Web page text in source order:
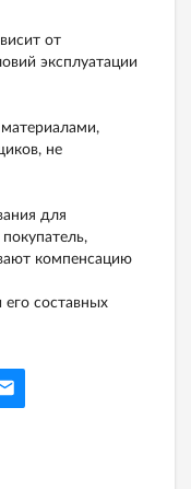
от
эксплуатации
не
для
компенсацию
его составных